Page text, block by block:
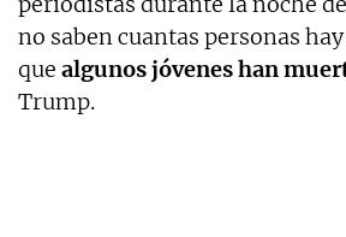
no saben cuantas personas
que algunos jóvenes han
Trump.